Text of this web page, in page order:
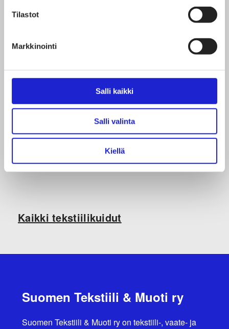
Tilastot
Markkinointi
Salli kaikki
Salli valinta
Kiellä
hyvinvoinnin näkökulmasta.
Jaa artikkeli
Kaikki tekstiilikuidut
Suomen Tekstiili & Muoti ry
Suomen Tekstiili & Muoti ry on tekstiili-, vaate- ja